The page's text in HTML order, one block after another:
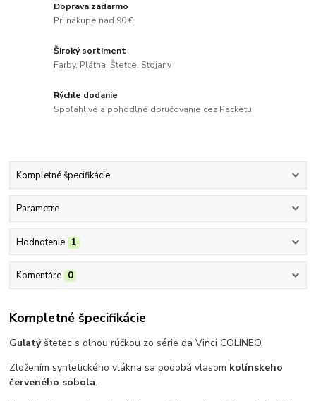
Doprava zadarmo
Pri nákupe nad 90 €
Široký sortiment
Farby, Plátna, Štetce, Stojany
Rýchle dodanie
Spoľahlivé a pohodlné doručovanie cez Packetu
Kompletné špecifikácie
Parametre
Hodnotenie 1
Komentáre 0
Kompletné špecifikácie
Guľatý štetec s dlhou rúčkou zo série da Vinci COLINEO.
Zložením syntetického vlákna sa podobá vlasom kolínskeho
červeného sobola.